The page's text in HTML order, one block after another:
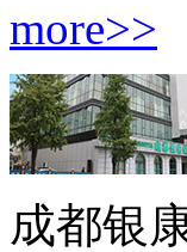
more>>
成都银